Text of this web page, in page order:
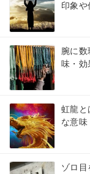
印象や
腕に
味・効
虹龍と
な意味
ゾロ目